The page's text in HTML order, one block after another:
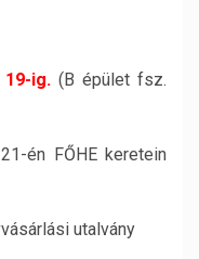
ig. (B épület fsz.
én FŐHE keretein
utalvány